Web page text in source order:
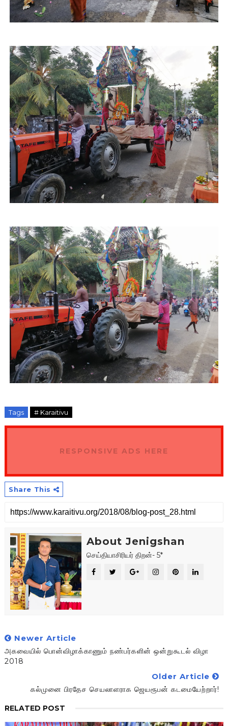
Tags # Karaitivu
RESPONSIVE ADS HERE
Share This
About Jenigshan
செய்தியாசிரியர் திறன்- 5*
Newer Article
அகவையில் பொன்விழாக்காணும் நண்பர்களின் ஒன்றுகூடல் விழா
2018
Older Article
கல்முனை பிரதேச செயலாளராக ஜெயரூபன் கடமையேற்றார்!
RELATED POST